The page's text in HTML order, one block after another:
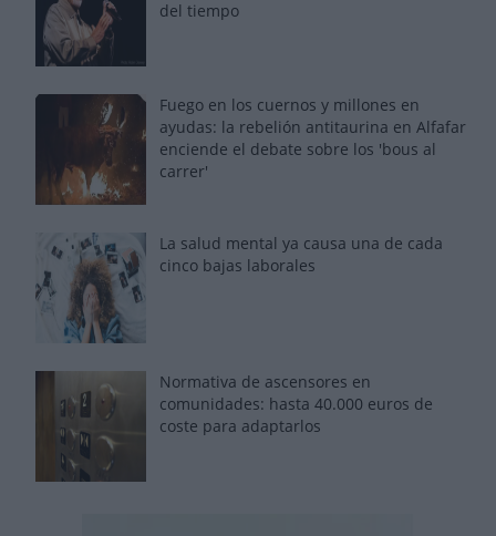
del tiempo
Fuego en los cuernos y millones en
ayudas: la rebelión antitaurina en Alfafar
enciende el debate sobre los 'bous al
carrer'
La salud mental ya causa una de cada
cinco bajas laborales
Normativa de ascensores en
comunidades: hasta 40.000 euros de
coste para adaptarlos